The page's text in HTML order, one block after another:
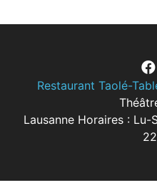
Restaurant Taolé-
Lausanne Horaires : Lu-